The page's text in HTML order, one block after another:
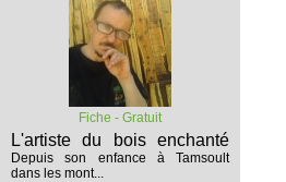
Fiche - Gratuit
L'artiste du bois enchanté
Depuis son enfance à Tamsoult
dans les mont...